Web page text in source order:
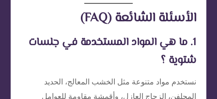
الأسئلة الشائعة (FAQ)
1. ما هي المواد المستخدمة في جلسات
شتوية ؟
نستخدم مواد متنوعة مثل الخشب المعالج، الحديد
المجلفن، الزجاج العازل، وأقمشة مقاومة للعوامل